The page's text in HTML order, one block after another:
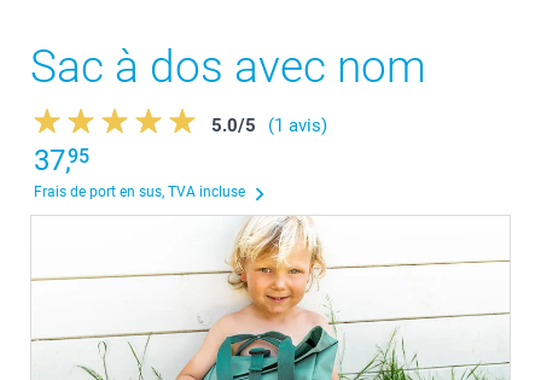
Sac à dos avec nom
5.0/5 (1 avis)
37,95
Frais de port en sus, TVA incluse